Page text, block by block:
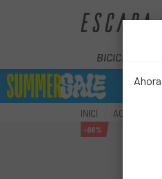
BICICLETES
INICI ACCESSORIS
-66%